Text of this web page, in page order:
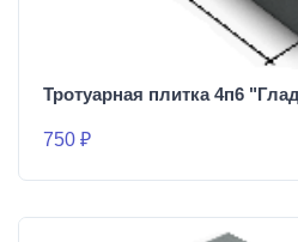
Тротуарная плитка 4п6
750 ₽